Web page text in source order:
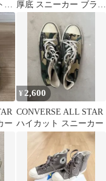
28 厚底 スニーカー ブラッ
ー
¥2,600
CONVERSE ALL STAR
ハイカット スニーカー